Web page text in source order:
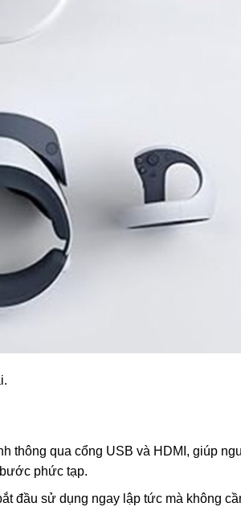
thông qua cổng USB và HDMI, giúp
phức tạp.
đầu sử dụng ngay lập tức mà không